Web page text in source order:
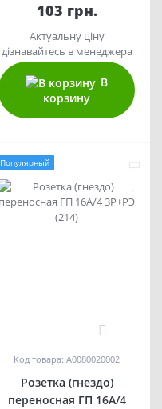
103 грн.
Актуальну ціну
дізнавайтесь в менеджера
В
корзину
Популярный
Код товара: A0080020002
Розетка (гнездо)
переносная ГП 16А/4